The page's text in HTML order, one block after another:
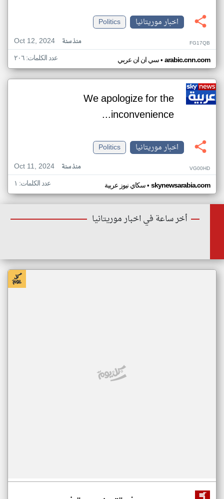
اخبار موريتانيا
Politics
Oct 12, 2024
منذ سنة FG17QB
سي ان ان عربي• arabic.cnn.com عدد الكلمات: ٢٠٦
We apologize for the
inconvenience...
اخبار موريتانيا
Politics
Oct 11, 2024
منذ سنة VG00HD
سكاي نيوز عربية• skynewsarabia.com عدد الكلمات: ١
أخر ساعة في اخبار موريتانيا